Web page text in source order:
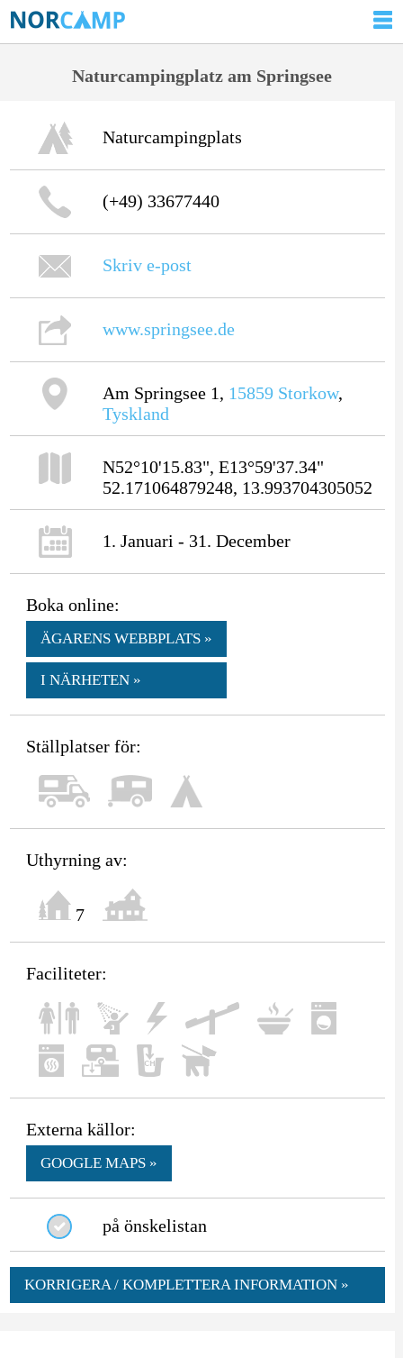
Naturcampingplatz am Springsee
Naturcampingplats
(+49) 33677440
Skriv e-post
www.springsee.de
Am Springsee 1, 15859 Storkow,
Tyskland
N52°10'15.83", E13°59'37.34"
52.171064879248, 13.993704305052
1. Januari - 31. December
Boka online:
ÄGARENS WEBBPLATS »
I NÄRHETEN »
Ställplatser för:
Uthyrning av:
7
Faciliteter:
Externa källor:
GOOGLE MAPS »
på önskelistan
KORRIGERA / KOMPLETTERA INFORMATION »